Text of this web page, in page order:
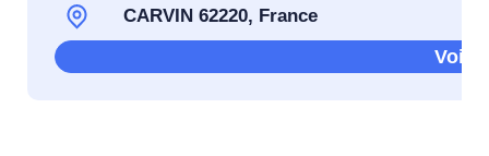
CARVIN 62220, France
Voir